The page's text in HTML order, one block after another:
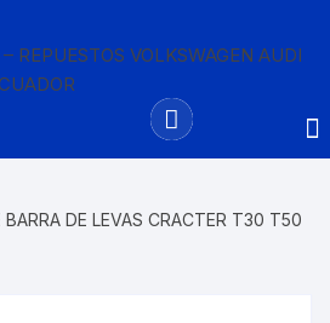
BARRA DE LEVAS CRACTER T30 T50